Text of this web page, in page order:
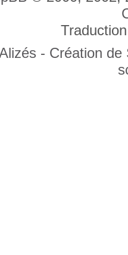
- Création